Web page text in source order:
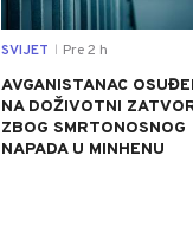
SVIJET Pre 2 h
AVGANISTANAC
NA DOŽIVOTNI
ZBOG SMRTONOSNOG
NAPADA U MINHENU